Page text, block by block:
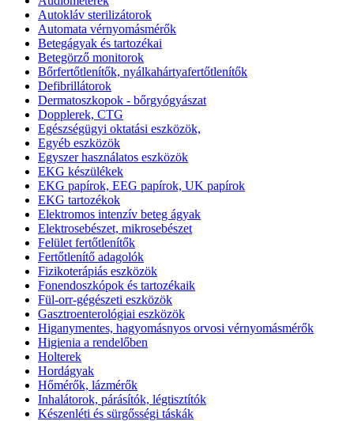
Autokláv sterilizátorok
Automata vérnyomásmérők
Betegágyak és tartozékai
Betegörző monitorok
Bőrfertőtlenítők, nyálkahártyafertőtlenítők
Defibrillátorok
Dermatoszkopok - bőrgyógyászat
Dopplerek, CTG
Egészségügyi oktatási eszközök,
Egyéb eszközök
Egyszer használatos eszközök
EKG készülékek
EKG papírok, EEG papírok, UK papírok
EKG tartozékok
Elektromos intenzív beteg ágyak
Elektrosebészet, mikrosebészet
Felület fertőtlenítők
Fertőtlenítő adagolók
Fizikoterápiás eszközök
Fonendoszkópok és tartozékaik
Fül-orr-gégészeti eszközök
Gasztroenterológiai eszközök
Higanymentes, hagyomásnyos orvosi vérnyomásmérők
Higienia a rendelőben
Holterek
Hordágyak
Hőmérők, lázmérők
Inhalátorok, párásítók, légtisztítók
Készenléti és sürgősségi táskák